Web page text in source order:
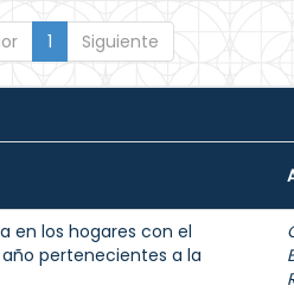
1 Siguiente
en los hogares con el
pertenecientes a la